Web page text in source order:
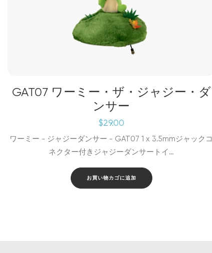
GAT07 ワーミー・ザ・ジャジー・ダ
ンサー
$29.00
ワーミー - ジャジーダンサー - GAT07 1 x 3.5mmジャックコ
ネクター付きジャジーダンサートイ…
お買い物カゴに追加